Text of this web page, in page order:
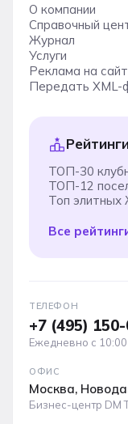
О компании
Справочный
Журнал
Услуги
Реклама на
Передать XML-
ТОП-30
ТОП-12
Топ
Все
ТЕЛЕФОН
+7 (495)
Ежедневно с
ОФИС
Москва,
Бизнес-центр DM